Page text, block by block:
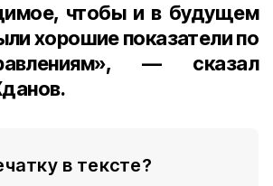
чтобы и в будущем
хорошие показатели по
— сказал
в тексте?